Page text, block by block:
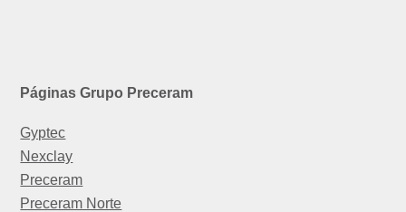
Páginas Grupo Preceram
Gyptec
Nexclay
Preceram
Preceram Norte